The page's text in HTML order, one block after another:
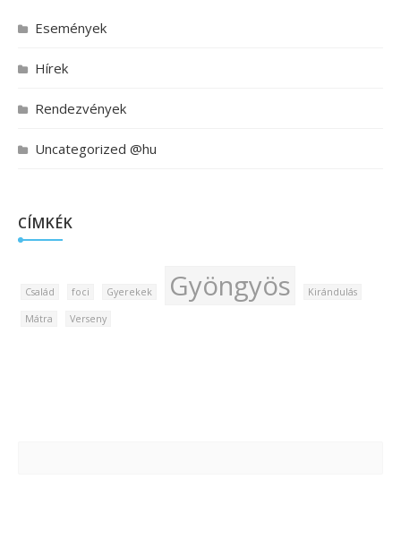
Események
Hírek
Rendezvények
Uncategorized @hu
CÍMKÉK
Család foci Gyerekek Gyöngyös Kirándulás
Mátra Verseny